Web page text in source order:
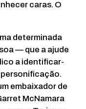
caras. O
determinada
— que a ajude
a identificar-
personificação.
embaixador de
McNamara